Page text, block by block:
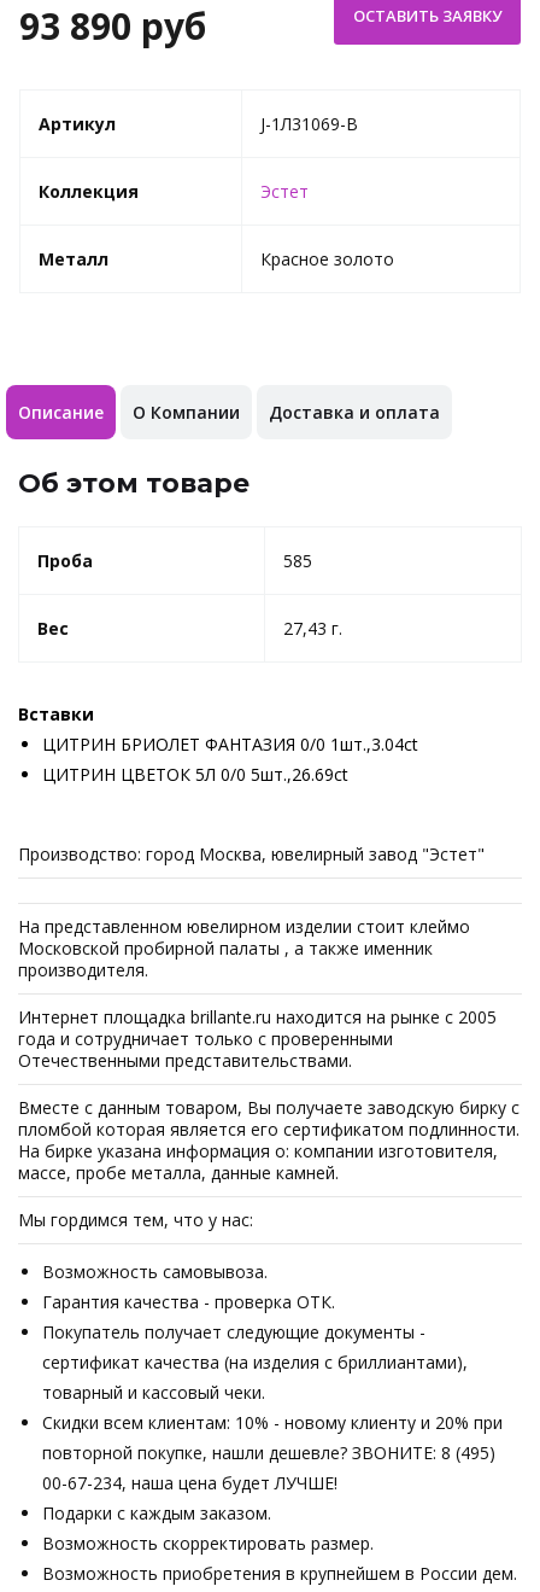
93 890 руб
Артикул J-1Л31069-B
Коллекция Эстет
Металл Красное золото
Описание О Компании Доставка и оплата
Об этом товаре
Проба 585
Вес 27,43 г.
Вставки
ЦИТРИН БРИОЛЕТ ФАНТАЗИЯ 0/0 1шт.,3.04ct
ЦИТРИН ЦВЕТОК 5Л 0/0 5шт.,26.69ct
Производство: город Москва, ювелирный завод "Эстет"
На представленном ювелирном изделии стоит клеймо
Московской пробирной палаты , а также именник
производителя.
Интернет площадка brillante.ru находится на рынке с 2005
года и сотрудничает только с проверенными
Отечественными представительствами.
Вместе с данным товаром, Вы получаете заводскую бирку с
пломбой которая является его сертификатом подлинности.
На бирке указана информация о: компании изготовителя,
массе, пробе металла, данные камней.
Мы гордимся тем, что у нас:
Возможность самовывоза.
Гарантия качества - проверка ОТК.
Покупатель получает следующие документы -
сертификат качества (на изделия с бриллиантами),
товарный и кассовый чеки.
Скидки всем клиентам: 10% - новому клиенту и 20% при
повторной покупке, нашли дешевле? ЗВОНИТЕ: 8 (495)
00-67-234, наша цена будет ЛУЧШЕ!
Подарки с каждым заказом.
Возможность скорректировать размер.
Возможность приобретения в крупнейшем в России дем.